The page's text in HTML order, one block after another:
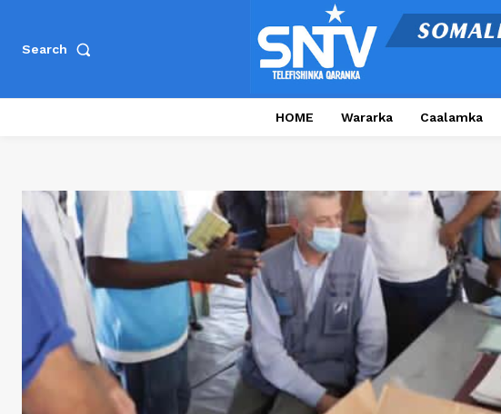
Search
HOME Wararka Caalamka